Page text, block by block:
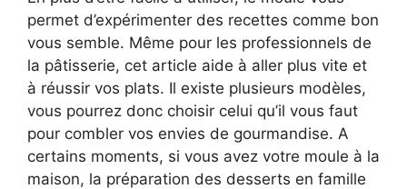
permet d’expérimenter des recettes comme bon
vous semble. Même pour les professionnels de
la pâtisserie, cet article aide à aller plus vite et
à réussir vos plats. Il existe plusieurs modèles,
vous pourrez donc choisir celui qu’il vous faut
pour combler vos envies de gourmandise. A
certains moments, si vous avez votre moule à la
maison, la préparation des desserts en famille